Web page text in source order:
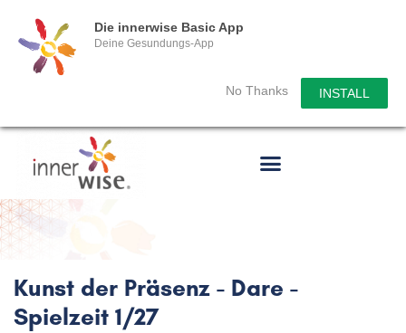
Die innerwise Basic App
Deine Gesundungs-App
No Thanks INSTALL
Kunst der Präsenz - Dare -
Spielzeit 1/27